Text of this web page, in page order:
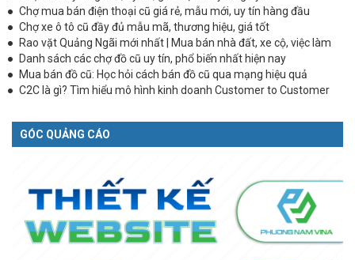
Chợ mua bán điện thoại cũ giá rẻ, mẫu mới, uy tín hàng đầu
Chợ xe ô tô cũ đầy đủ mẫu mã, thương hiệu, giá tốt
Rao vặt Quảng Ngãi mới nhất | Mua bán nhà đất, xe cộ, việc làm
Danh sách các chợ đồ cũ uy tín, phổ biến nhất hiện nay
Mua bán đồ cũ: Học hỏi cách bán đồ cũ qua mạng hiệu quả
C2C là gì? Tìm hiểu mô hình kinh doanh Customer to Customer
GÓC QUẢNG CÁO